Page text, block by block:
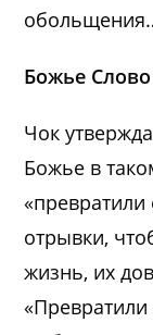
Божье
Чок
Божье в
отрывки,
жизнь, их